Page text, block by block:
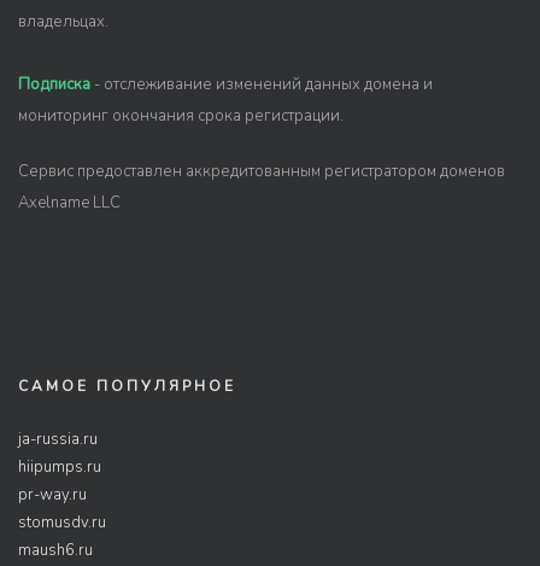
владельцах.
Подписка - отслеживание изменений данных домена и
мониторинг окончания срока регистрации.
Сервис предоставлен аккредитованным регистратором доменов
Axelname LLC
САМОЕ ПОПУЛЯРНОЕ
ja-russia.ru
hiipumps.ru
pr-way.ru
stomusdv.ru
maush6.ru